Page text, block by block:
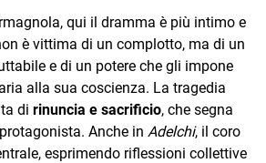
qui il dramma è più intimo e
è vittima di un complotto, ma di un
e di un potere che gli impone
alla sua coscienza. La tragedia
di rinuncia e sacrificio, che segna
Anche in Adelchi, il coro
esprimendo riflessioni collettive